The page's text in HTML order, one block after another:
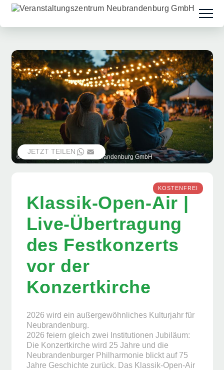
© Veranstaltungszentrum Neubrandenburg GmbH
JETZT TEILEN
WHATSAPP
EMAIL
KOSTENFREI
Klassik-Open-Air |
Live-Übertragung
des Festkonzerts
vor der
Konzertkirche
2026 wird ein außergewöhnliches Kulturjahr für
Neubrandenburg.
2026 feiern gleich zwei Institutionen Jubiläum:
Die Konzertkirche wird 25 Jahre und die
Neubrandenburger Philharmonie blickt auf 75
Jahre Geschichte zurück. Das Klassik-Open-Air